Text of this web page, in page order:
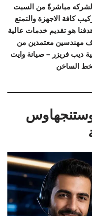
مباشرةً من السبت
كافة الاجهزة والتمتع
هو تقديم خدمات عالية
مهندسين معتمدين من
ديب فريزر – صيانة وايت
الساخن